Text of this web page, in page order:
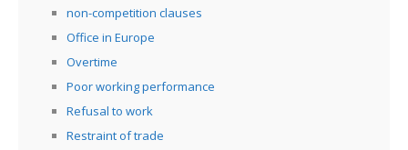
non-competition clauses
Office in Europe
Overtime
Poor working performance
Refusal to work
Restraint of trade